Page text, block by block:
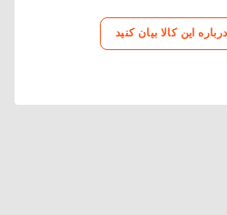
این کالا بیان کنید